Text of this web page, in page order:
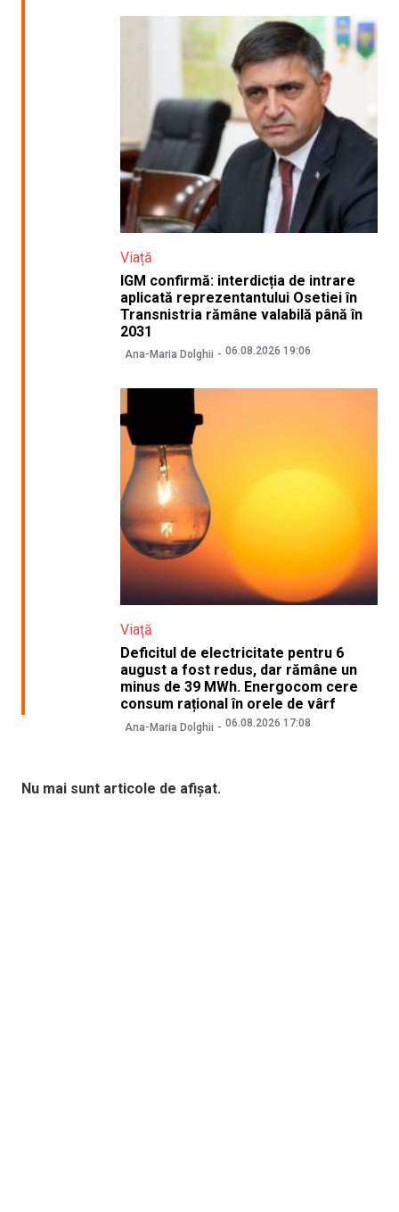
Viață
IGM confirmă: interdicția de intrare
aplicată reprezentantului Osetiei în
Transnistria rămâne valabilă până în
2031
Ana-Maria Dolghii 06.08.2026 19:06
Viață
Deficitul de electricitate pentru 6
august a fost redus, dar rămâne un
minus de 39 MWh. Energocom cere
consum rațional în orele de vârf
Ana-Maria Dolghii 06.08.2026 17:08
Nu mai sunt articole de afișat.